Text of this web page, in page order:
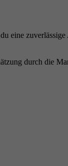
eine
durch die